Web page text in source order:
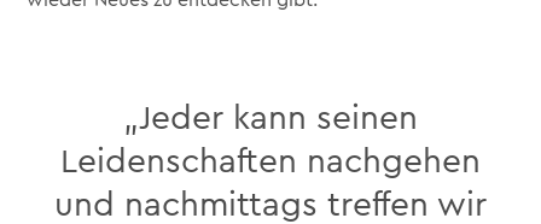
„Jeder kann seinen
Leidenschaften nachgehen
und nachmittags treffen wir